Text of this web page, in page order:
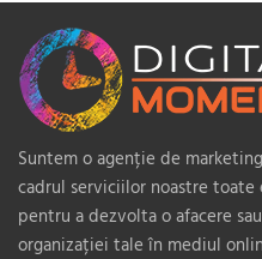
Suntem o agenție de
cadrul serviciilor noastre
pentru a dezvolta o afacere
organizației tale în mediul